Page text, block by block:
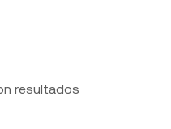
resultados